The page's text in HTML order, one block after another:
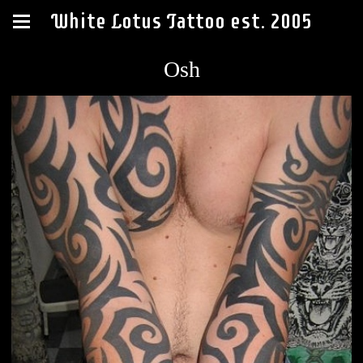
White Lotus Tattoo est. 2005
Osh